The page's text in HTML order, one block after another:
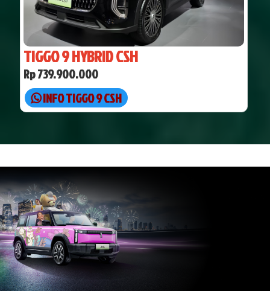
TIGGO 9 HYBRID CSH
Rp 739.900.000
INFO TIGGO 9 CSH